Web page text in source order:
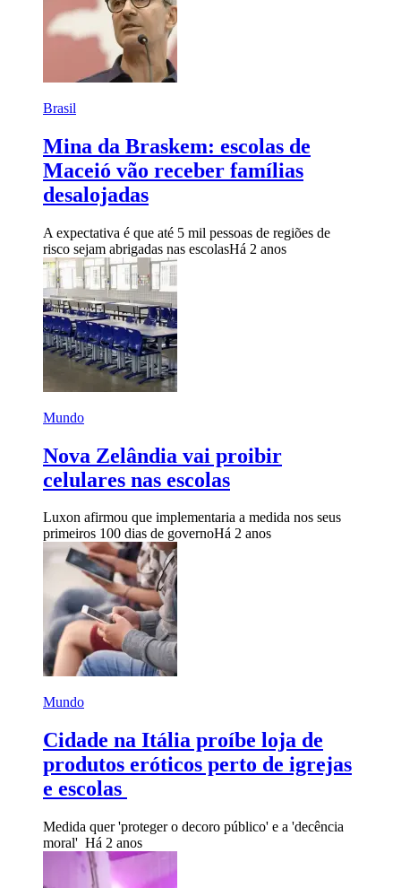
Brasil
Mina da Braskem: escolas de
Maceió vão receber famílias
desalojadas
A expectativa é que até 5 mil pessoas de regiões de
risco sejam abrigadas nas escolasHá 2 anos
Mundo
Nova Zelândia vai proibir
celulares nas escolas
Luxon afirmou que implementaria a medida nos seus
primeiros 100 dias de governoHá 2 anos
Mundo
Cidade na Itália proíbe loja de
produtos eróticos perto de igrejas
e escolas
Medida quer 'proteger o decoro público' e a 'decência
moral' Há 2 anos